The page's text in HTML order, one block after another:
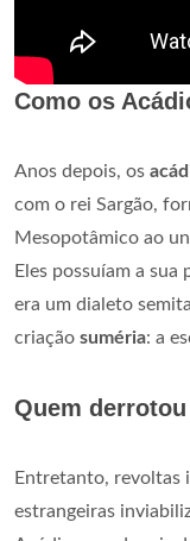
Como os
Anos depois, os
com o rei Sargão,
Mesopotâmico ao
Eles possuíam a
era um dialeto
criação suméria: a
Quem
Entretanto, revoltas
estrangeiras